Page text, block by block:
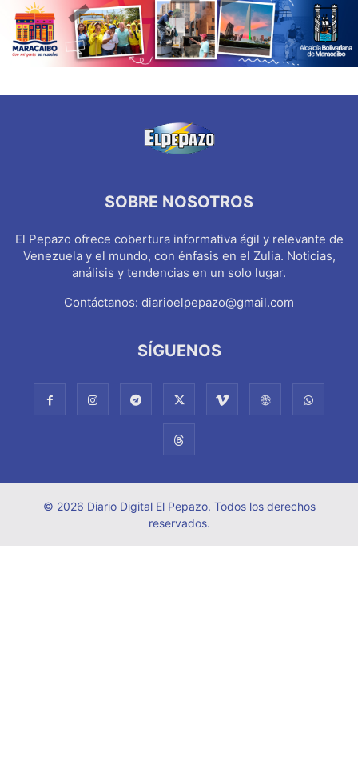
SOBRE NOSOTROS
El Pepazo ofrece cobertura informativa ágil y relevante de
Venezuela y el mundo, con énfasis en el Zulia. Noticias,
análisis y tendencias en un solo lugar.
Contáctanos: diarioelpepazo@gmail.com
SÍGUENOS
© 2026 Diario Digital El Pepazo. Todos los derechos
reservados.